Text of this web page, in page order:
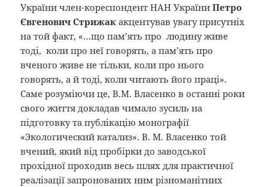
України член-кореспондент НАН УкраїниПетро
Євгенович Стрижак акцентував увагу присутніх
на той факт, «…що пам’ять про людину живе
тоді, коли про неї говорять, а пам’ять про
вченого живе не тільки, коли про нього
говорять, а й тоді, коли читають його праці».
Саме розуміючи це, В.М. Власенко в останні роки
свого життя докладав чимало зусиль на
підготовку та публікацію монографії
«Экологический катализ». В. М. Власенко той
вчений, який від пробірки до заводської
прохідної проходив весь шлях для практичної
реалізації запронованих ним різноманітних